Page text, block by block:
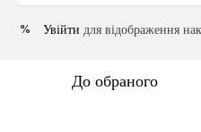
% Увійти для відображення
До обраного